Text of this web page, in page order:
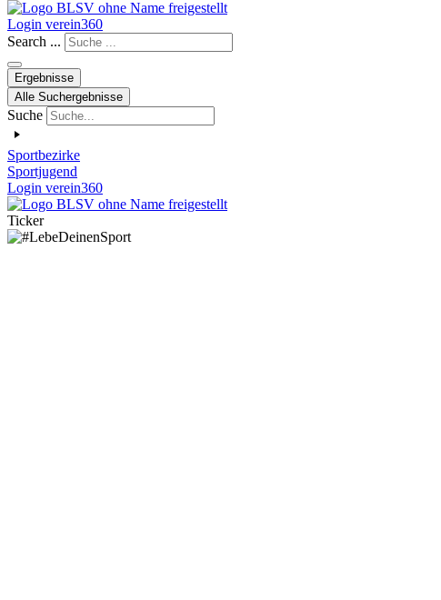
Login verein360
Search ...
Ergebnisse
Alle Suchergebnisse
Suche
Sportbezirke
Sportjugend
Login verein360
Ticker